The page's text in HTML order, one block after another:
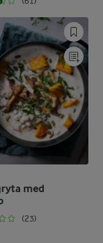
med
(23)